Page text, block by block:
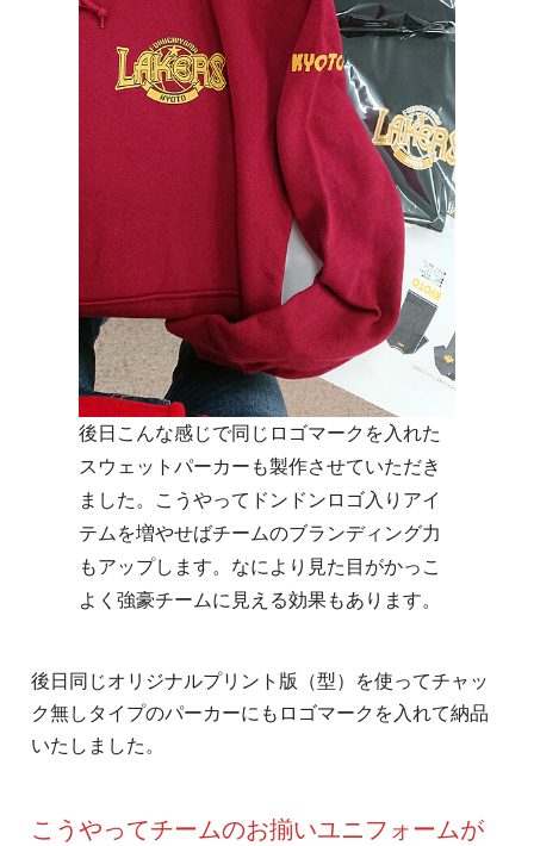
後日こんな感じで同じロゴマークを入れた
スウェットパーカーも製作させていただき
ました。こうやってドンドンロゴ入りアイ
テムを増やせばチームのブランディング力
もアップします。なにより見た目がかっこ
よく強豪チームに見える効果もあります。
後日同じオリジナルプリント版（型）を使ってチャッ
ク無しタイプのパーカーにもロゴマークを入れて納品
いたしました。
こうやってチームのお揃いユニフォームが